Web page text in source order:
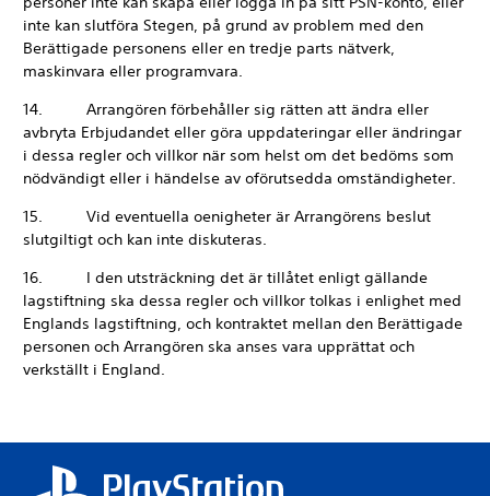
inte kan slutföra Stegen, på grund av problem med den
Berättigade personens eller en tredje parts nätverk,
maskinvara eller programvara.
14. Arrangören förbehåller sig rätten att ändra eller
avbryta Erbjudandet eller göra uppdateringar eller ändringar
i dessa regler och villkor när som helst om det bedöms som
nödvändigt eller i händelse av oförutsedda omständigheter.
15. Vid eventuella oenigheter är Arrangörens beslut
slutgiltigt och kan inte diskuteras.
16. I den utsträckning det är tillåtet enligt gällande
lagstiftning ska dessa regler och villkor tolkas i enlighet med
Englands lagstiftning, och kontraktet mellan den Berättigade
personen och Arrangören ska anses vara upprättat och
verkställt i England.